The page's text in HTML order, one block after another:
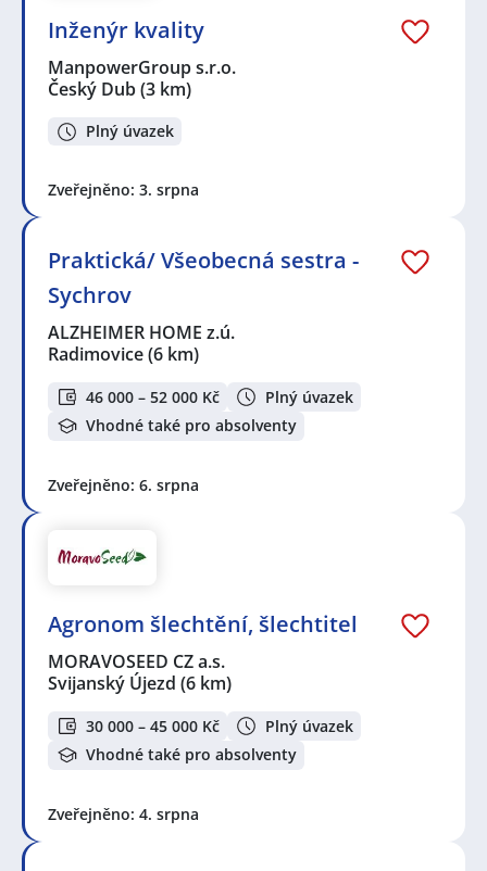
Inženýr kvality
ManpowerGroup s.r.o.
Český Dub(3 km)
Plný úvazek
Zveřejněno: 3. srpna
Praktická/ Všeobecná sestra -
Sychrov
ALZHEIMER HOME z.ú.
Radimovice(6 km)
46 000 – 52 000 Kč
Plný úvazek
Vhodné také pro absolventy
Zveřejněno: 6. srpna
Agronom šlechtění, šlechtitel
MORAVOSEED CZ a.s.
Svijanský Újezd (6 km)
30 000 – 45 000 Kč
Plný úvazek
Vhodné také pro absolventy
Zveřejněno: 4. srpna